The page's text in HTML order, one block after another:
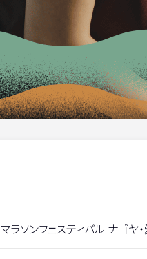
マラソンフェスティバル ナゴヤ